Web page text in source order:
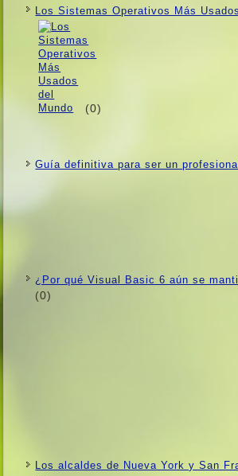
Los Sistemas Operativos Más
(0)
Guí­a definitiva para ser un
¿Por qué Visual Basic 6 aún se
(0)
Los alcaldes de Nueva York y San